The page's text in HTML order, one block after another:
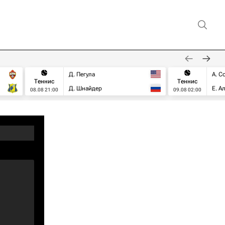
Теннис
08.08 21:00
Д. Пегула
Д. Шнайдер
Теннис
09.08 02:00
А.
Е.